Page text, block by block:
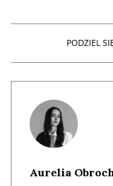
PODZIEL
Aurelia